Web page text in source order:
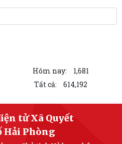
vào địa giới hành chính trong phạm
vào địa giới hành chính trong phạm
thẩm quyền giải quyết của Ủy
ban hành mới, bị bãi bỏ lĩnh vực
ban hành mới, bị bãi bỏ lĩnh vực